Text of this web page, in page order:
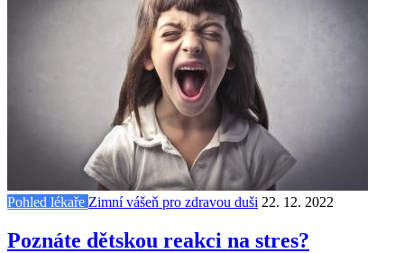
Pohled lékaře Zimní vášeň pro zdravou duši 22. 12. 2022
Poznáte dětskou reakci na stres?